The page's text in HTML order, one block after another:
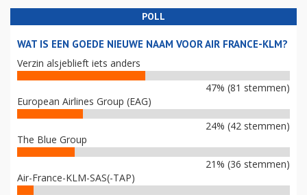
POLL
WAT IS EEN GOEDE NIEUWE NAAM VOOR AIR FRANCE-KLM?
Verzin alsjeblieft iets anders
47% (81 stemmen)
European Airlines Group (EAG)
24% (42 stemmen)
The Blue Group
21% (36 stemmen)
Air-France-KLM-SAS(-TAP)